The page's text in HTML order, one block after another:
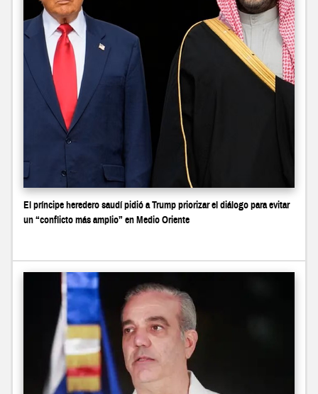
El príncipe heredero saudí pidió a Trump priorizar el diálogo para evitar
un “conflicto más amplio” en Medio Oriente